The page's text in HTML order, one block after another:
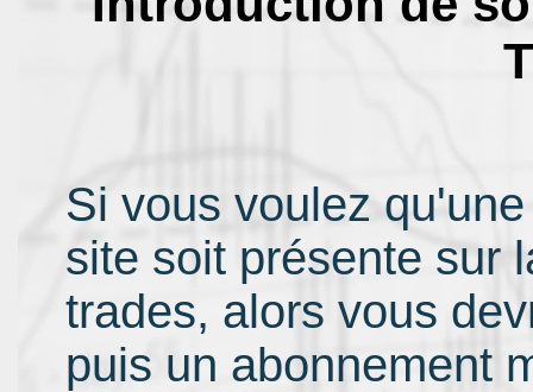
Si vous voulez
site soit présente sur
trades, alors vous
puis un abonnement